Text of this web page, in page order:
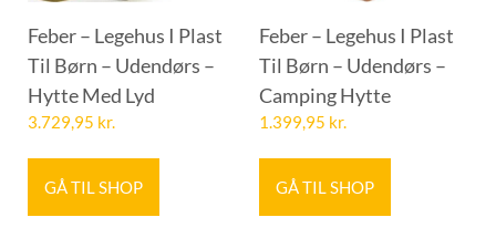
Feber – Legehus I Plast
Til Børn – Udendørs –
Hytte Med Lyd
3.729,95 kr.
GÅ TIL SHOP
Feber – Legehus I Plast
Til Børn – Udendørs –
Camping Hytte
1.399,95 kr.
GÅ TIL SHOP